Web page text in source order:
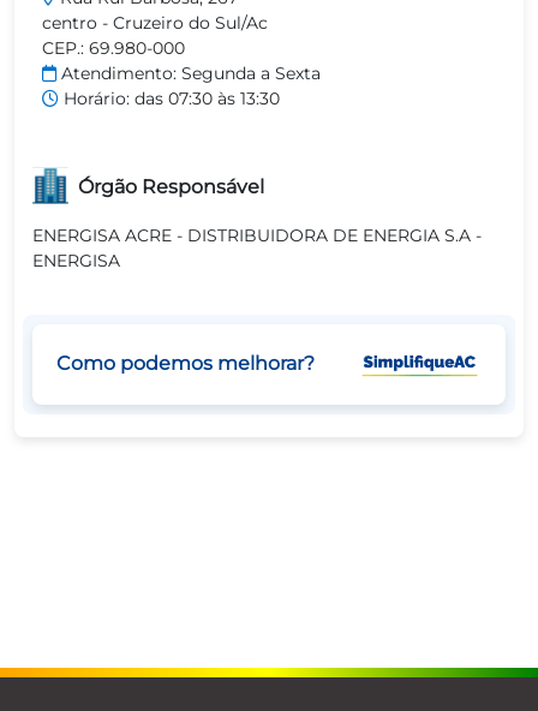
centro - Cruzeiro do Sul/Ac
CEP.: 69.980-000
Atendimento: Segunda a Sexta
Horário: das 07:30 às 13:30
Órgão Responsável
ENERGISA ACRE - DISTRIBUIDORA DE ENERGIA S.A -
ENERGISA
Como podemos melhorar?